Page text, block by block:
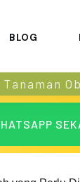
BLOG
Tanaman